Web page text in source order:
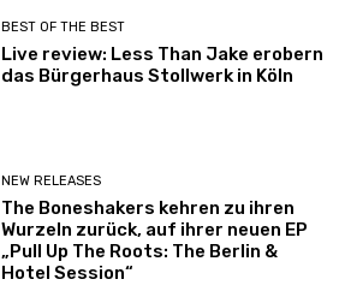
BEST OF THE BEST
Live review: Less Than Jake erobern
das Bürgerhaus Stollwerk in Köln
NEW RELEASES
The Boneshakers kehren zu ihren
Wurzeln zurück, auf ihrer neuen EP
„Pull Up The Roots: The Berlin &
Hotel Session“